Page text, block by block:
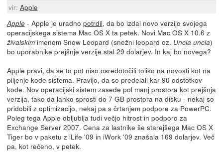
vir: Apple
Apple- Apple je uradno potrdil, da bo izdal novo verzijo svojega
operacijskega sistema Mac OS X ta petek. Novi Mac OS X 10.6 z
živalskimimenom Snow Leopard (snežni leopard oz. Uncia uncia)
bo uporabnike prejšnje verzije stal 29 dolarjev. In kaj bo novega?
Apple pravi, da se to pot niso osredotočili toliko na novosti kot na
piljenje kode sistema. Pravijo, da so predelali kar 90 odstotkov
kode. Nov operacijski sistem zasede pol manj prostora kot prejšnja
verzija, tako da lahko sprosti do 7 GB prostora na disku - nekaj so
pridobili z optimizacijo, nekaj pa s črtanjem podpore za PowerPC.
Poleg tega Apple obljublja tudi večjo hitrost in podporo za
Exchange Server 2007. Cena za lastnike še starejšega Mac OS X
Tiger bo v paketu z iLife '09 in iWork '09 znašala 169 dolarjev. Več
pa, kot rečeno, v petek.